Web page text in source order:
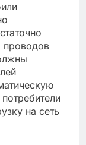
проводов
на сеть